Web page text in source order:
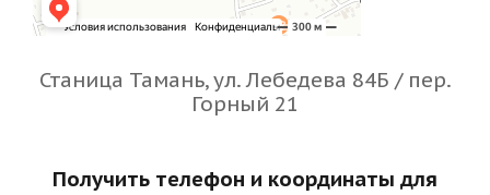
Станица Тамань, ул. Лебедева 84Б / пер.
Горный 21
Получить телефон и координаты для